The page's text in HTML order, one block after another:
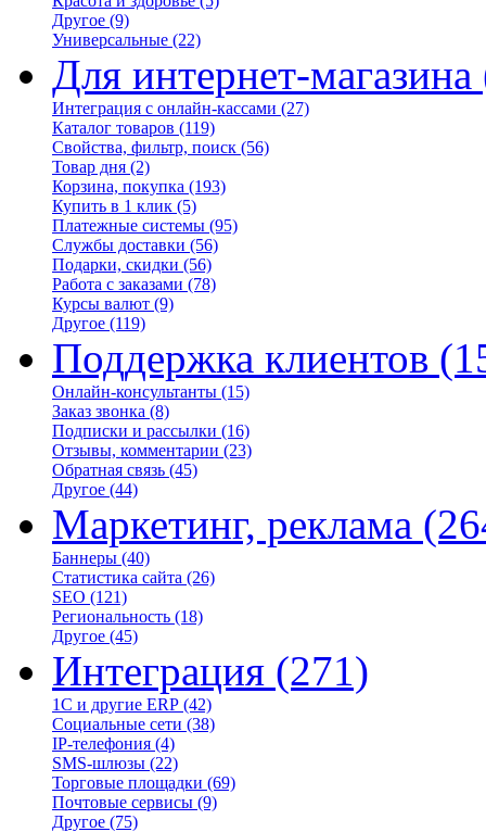
Другое (9)
Универсальные (22)
Для интернет-магазина
Интеграция с онлайн-кассами (27)
Каталог товаров (119)
Свойства, фильтр, поиск (56)
Товар дня (2)
Корзина, покупка (193)
Купить в 1 клик (5)
Платежные системы (95)
Службы доставки (56)
Подарки, скидки (56)
Работа с заказами (78)
Курсы валют (9)
Другое (119)
Поддержка клиентов
Онлайн-консультанты (15)
Заказ звонка (8)
Подписки и рассылки (16)
Отзывы, комментарии (23)
Обратная связь (45)
Другое (44)
Маркетинг, реклама
Баннеры (40)
Статистика сайта (26)
SEO (121)
Региональность (18)
Другое (45)
Интеграция (271)
1С и другие ERP (42)
Социальные сети (38)
IP-телефония (4)
SMS-шлюзы (22)
Торговые площадки (69)
Почтовые сервисы (9)
Другое (75)